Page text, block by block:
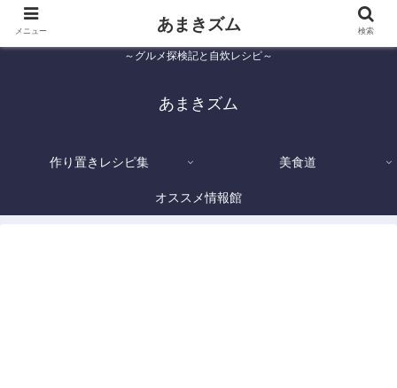
～グルメ探検記と自炊レシピ～
あまきズム
作り置きレシピ集 美食道
オススメ情報館
メニュー あまきズム 検索